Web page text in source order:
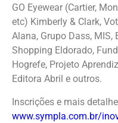
GO Eyewear (Cartier,
etc) Kimberly & Clark,
Alana, Grupo Dass, MIS,
Shopping Eldorado,
Hogrefe, Projeto
Editora Abril e outros.
Inscrições e mais
www.sympla.com.br/